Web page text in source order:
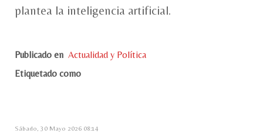
plantea la inteligencia artificial.
Publicado en Actualidad y Política
Etiquetado como
Sábado, 30 Mayo 2026 08:14